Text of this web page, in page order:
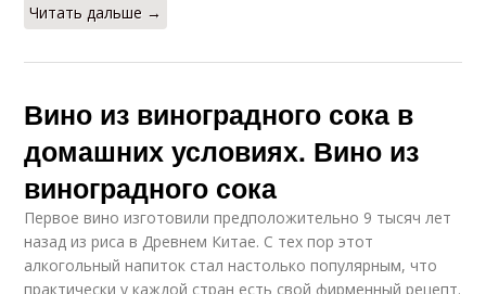
Читать дальше →
Вино из виноградного сока в
домашних условиях. Вино из
виноградного сока
Первое вино изготовили предположительно 9 тысяч лет
назад из риса в Древнем Китае. С тех пор этот
алкогольный напиток стал настолько популярным, что
практически у каждой стран есть свой фирменный рецепт.